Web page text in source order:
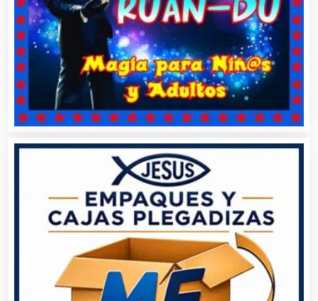
Alta Costura
Aluminio
Análisis Clínicos
Análisis de Aguas
Animadores de Eventos